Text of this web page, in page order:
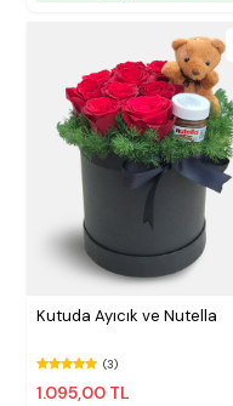
Kutuda Ayıcık ve Nutella
(3)
1.095,00 TL